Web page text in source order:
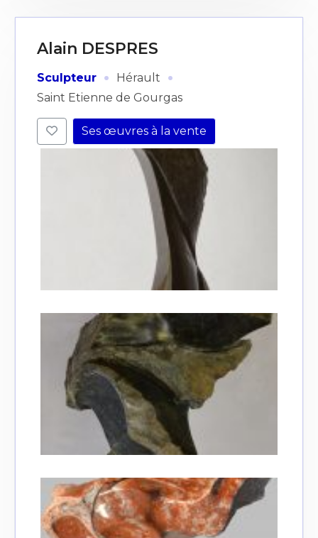
Alain DESPRES
Sculpteur · Hérault ·
Saint Etienne de Gourgas
Ses œuvres à la vente